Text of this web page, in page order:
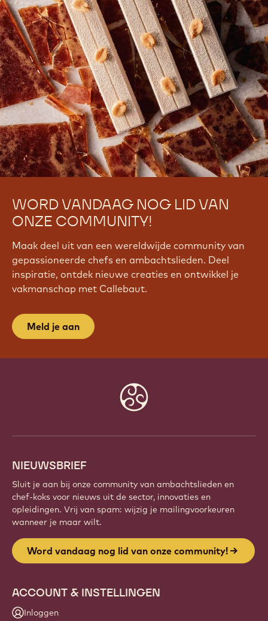
WORD VANDAAG NOG LID VAN
ONZE COMMUNITY!
Maak deel uit van een wereldwijde community van
gepassioneerde chefs en ambachtslieden. Deel
inspiratie, ontdek nieuwe creaties en ontwikkel je
vakmanschap met Callebaut.
Meld je aan
NIEUWSBRIEF
Sluit je aan bij onze community van ambachtslieden en
chef-koks voor nieuws uit de sector, innovaties en
opleidingen. Vrij van spam: wijzig je mailingvoorkeuren
wanneer je maar wilt.
Word vandaag nog lid van onze community!
ACCOUNT & INSTELLINGEN
Inloggen